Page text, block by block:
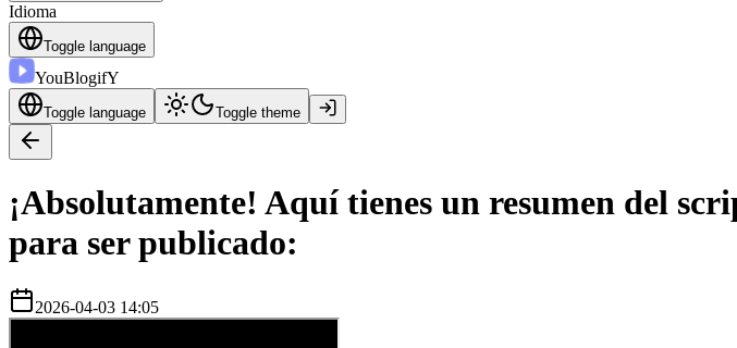
Idioma
Toggle language
YouBlogifY
Toggle language Toggle theme
¡Absolutamente! Aquí tienes un resumen del
para ser publicado:
2026-04-03 14:05